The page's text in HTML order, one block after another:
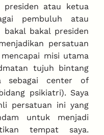
presiden atau ketua
pembuluh atau
bakal bakal presiden
persatuan
misi utama
tujuh bintang
sebagai center of
psikiatri). Saya
persatuan ini yang
untuk menjadi
tempat saya.